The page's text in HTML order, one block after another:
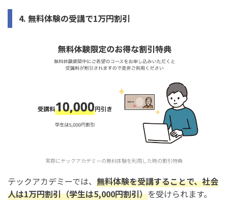
4. 無料体験の受講で1万円割引
実際にテックアカデミーの無料体験を利用した時の割引特典
テックアカデミーでは、 無料体験を受講することで、社会
人は1万円割引（学生は5,000円割引）を受けられます。